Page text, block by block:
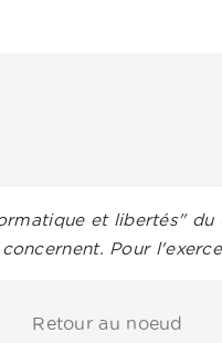
et libertés" du
Pour
Retour au noeud